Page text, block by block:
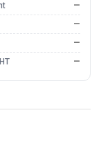
—
—
—
—